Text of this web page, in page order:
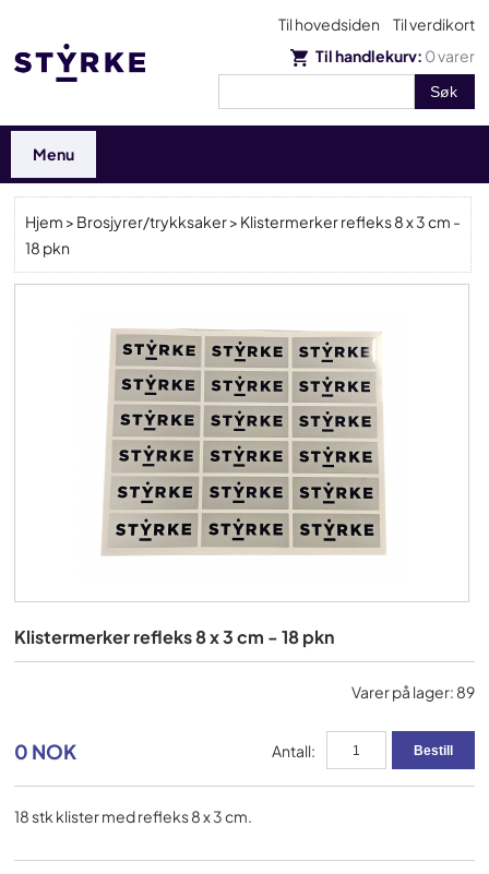
Til hovedsiden
Til verdikort
Til handlekurv: 0varer
Menu
Hjem > Brosjyrer/trykksaker> Klistermerker refleks 8 x 3 cm -
18 pkn
Klistermerker refleks 8 x 3 cm - 18 pkn
Varer på lager: 89
0 NOK Antall:
18 stk klister med refleks 8 x 3 cm.